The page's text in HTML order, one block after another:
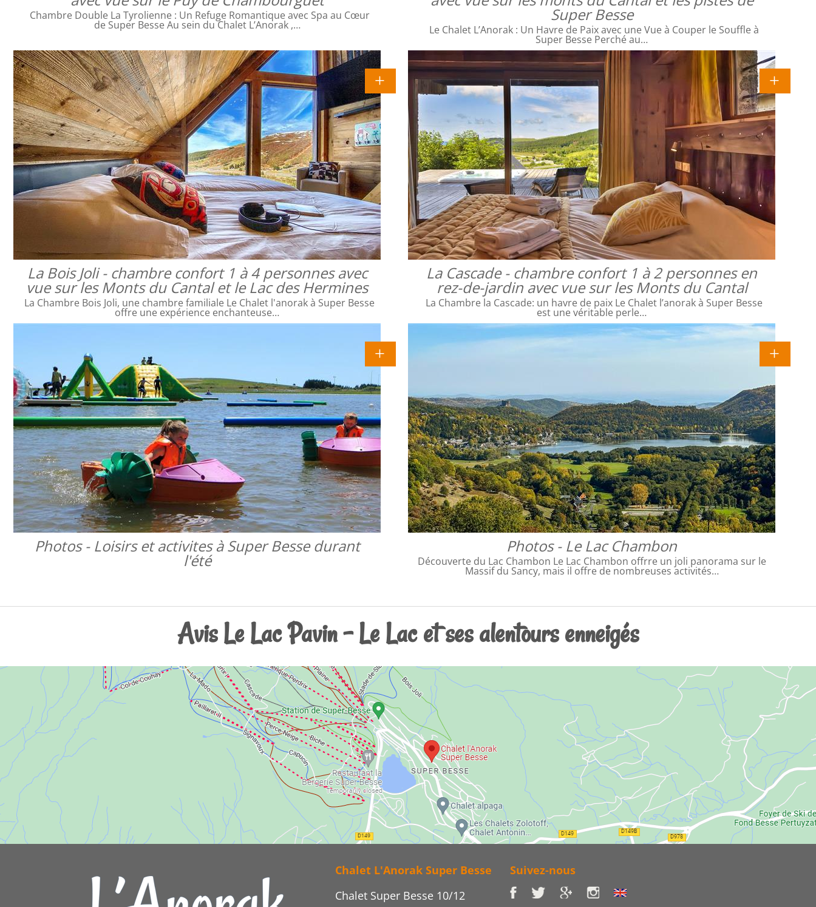
Chambre Double La Tyrolienne : Un Refuge Romantique avec Spa au Cœur
de Super Besse Au sein du Chalet L’Anorak ,…
Super Besse
Le Chalet L’Anorak : Un Havre de Paix avec une Vue à Couper le Souffle à
Super Besse Perché au…
La Bois Joli - chambre confort 1 à 4 personnes avec
vue sur les Monts du Cantal et le Lac des Hermines
La Chambre Bois Joli, une chambre familiale Le Chalet l'anorak à Super Besse
offre une expérience enchanteuse…
La Cascade - chambre confort 1 à 2 personnes en
rez-de-jardin avec vue sur les Monts du Cantal
La Chambre la Cascade: un havre de paix Le Chalet l’anorak à Super Besse
est une véritable perle…
Photos - Loisirs et activites à Super Besse durant
l'été
Photos - Le Lac Chambon
Découverte du Lac Chambon Le Lac Chambon offrre un joli panorama sur le
Massif du Sancy, mais il offre de nombreuses activités…
Avis Le Lac Pavin - Le Lac et ses alentours enneigés
Chalet L'Anorak Super Besse
Chalet Super Besse 10/12
Suivez-nous